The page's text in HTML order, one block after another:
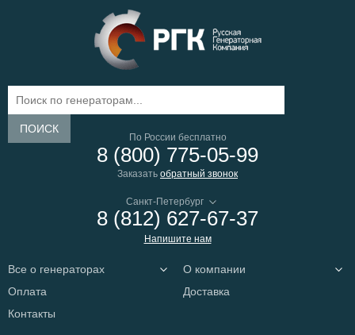
ПОИСК
По России бесплатно
8 (800) 775-05-99
Заказать обратный звонок
8 (812) 627-67-37
Напишите нам
Все о генераторах
О компании
Оплата
Доставка
Контакты